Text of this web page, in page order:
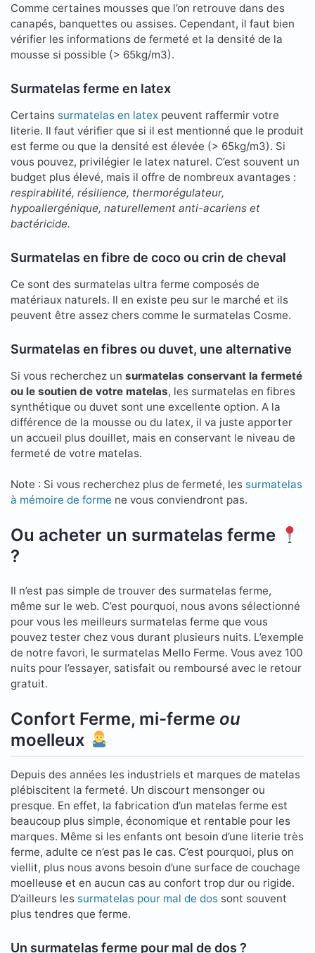
Comme certaines mousses que l’on retrouve dans des
canapés, banquettes ou assises. Cependant, il faut bien
vérifier les informations de fermeté et la densité de la
mousse si possible (> 65kg/m3).
Surmatelas ferme en latex
Certains surmatelas en latex peuvent raffermir votre
literie. Il faut vérifier que si il est mentionné que le produit
est ferme ou que la densité est élevée (> 65kg/m3). Si
vous pouvez, privilégier le latex naturel. C’est souvent un
budget plus élevé, mais il offre de nombreux avantages :
respirabilité, résilience, thermorégulateur,
hypoallergénique, naturellement anti-acariens et
bactéricide.
Surmatelas en fibre de coco ou crin de cheval
Ce sont des surmatelas ultra ferme composés de
matériaux naturels. Il en existe peu sur le marché et ils
peuvent être assez chers comme le surmatelas Cosme.
Surmatelas en fibres ou duvet, une alternative
Si vous recherchez un surmatelas conservant la fermeté
ou le soutien de votre matelas, les surmatelas en fibres
synthétique ou duvet sont une excellente option. A la
différence de la mousse ou du latex, il va juste apporter
un accueil plus douillet, mais en conservant le niveau de
fermeté de votre matelas.
Note : Si vous recherchez plus de fermeté, les surmatelas
à mémoire de forme ne vous conviendront pas.
Ou acheter un surmatelas ferme
?
Il n’est pas simple de trouver des surmatelas ferme,
même sur le web. C’est pourquoi, nous avons sélectionné
pour vous les meilleurs surmatelas ferme que vous
pouvez tester chez vous durant plusieurs nuits. L’exemple
de notre favori, le surmatelas Mello Ferme. Vous avez 100
nuits pour l’essayer, satisfait ou remboursé avec le retour
gratuit.
Confort Ferme, mi-ferme ou
moelleux
Depuis des années les industriels et marques de matelas
plébiscitent la fermeté. Un discourt mensonger ou
presque. En effet, la fabrication d’un matelas ferme est
beaucoup plus simple, économique et rentable pour les
marques. Même si les enfants ont besoin d’une literie très
ferme, adulte ce n’est pas le cas. C’est pourquoi, plus on
viellit, plus nous avons besoin d’une surface de couchage
moelleuse et en aucun cas au confort trop dur ou rigide.
D’ailleurs les surmatelas pour mal de dos sont souvent
plus tendres que ferme.
Un surmatelas ferme pour mal de dos ?